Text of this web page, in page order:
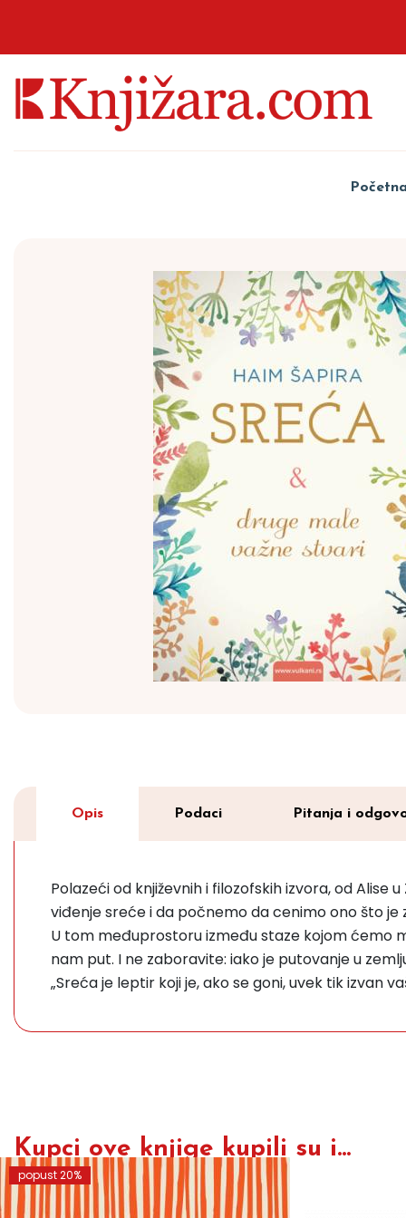
Opis Podaci Pitanja i
Polazeći od književnih i filozofskih izvora, od Alise
viđenje sreće i da počnemo da cenimo ono što je
U tom međuprostoru između staze kojom ćemo
nam put. I ne zaboravite: iako je putovanje u
„Sreća je leptir koji je, ako se goni, uvek tik izvan
Kupci ove knjige kupili su i...
popust 20%